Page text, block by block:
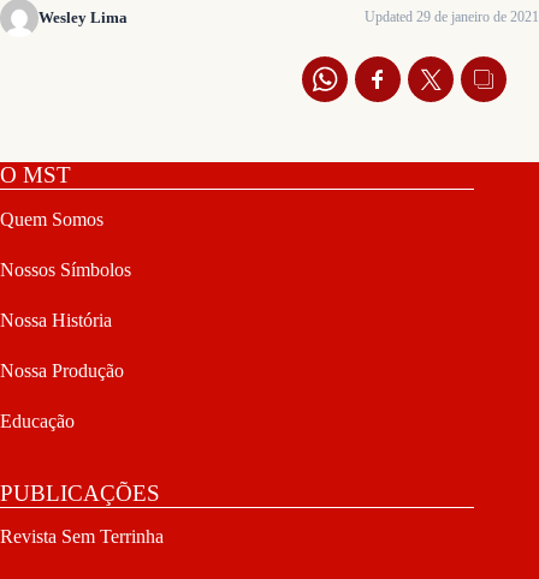
Wesley Lima Updated 29 de janeiro de 2021
O MST
Quem Somos
Nossos Símbolos
Nossa História
Nossa Produção
Educação
PUBLICAÇÕES
Revista Sem Terrinha